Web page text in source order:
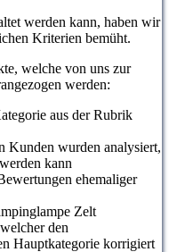
werden kann, haben wir
Kriterien bemüht.
welche von uns zur
werden:
aus der Rubrik
Kunden wurden analysiert,
kann
ehemaliger
Zelt
den
Hauptkategorie korrigiert